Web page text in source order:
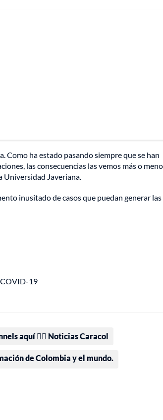
Como ha estado pasando siempre que se han
las consecuencias las vemos más o
Universidad Javeriana.
inusitado de casos que puedan generar las
COVID-19
aquí 👉🏻 Noticias Caracol
de Colombia y el mundo.